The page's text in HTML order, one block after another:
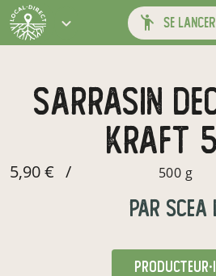
se
sarrasin decortique
kraft
5,90 € / 500 g
par SCEA